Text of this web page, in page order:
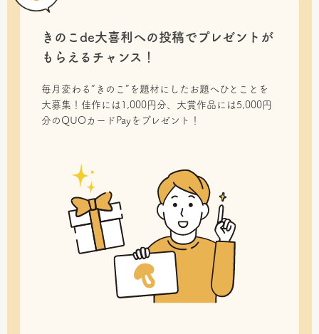
きのこde大喜利への投稿でプレゼントが
もらえるチャンス！
毎月変わる“きのこ”を題材にしたお題へひとことを
大募集！佳作には1,000円分、大賞作品には5,000円
分のQUOカードPayをプレゼント！